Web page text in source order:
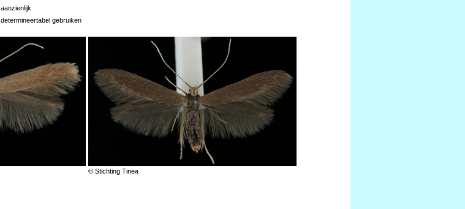
aanzienlijk
determineertabel gebruiken
© Stichting Tinea